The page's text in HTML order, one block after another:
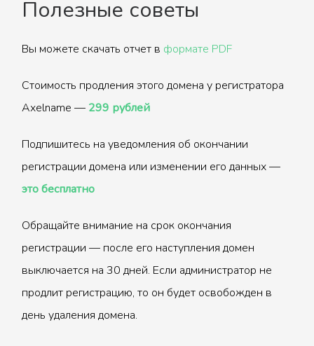
Полезные советы
Вы можете скачать отчет в формате PDF
Стоимость продления этого домена у регистратора
Axelname — 299 рублей
Подпишитесь на уведомления об окончании
регистрации домена или изменении его данных —
это бесплатно
Обращайте внимание на срок окончания
регистрации — после его наступления домен
выключается на 30 дней. Если администратор не
продлит регистрацию, то он будет освобожден в
день удаления домена.